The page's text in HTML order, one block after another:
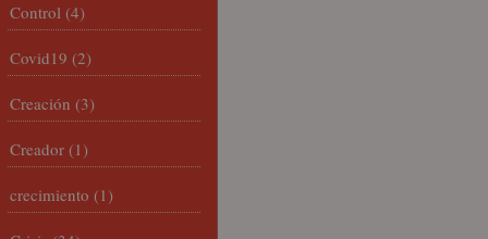
Control (4)
Covid19 (2)
Creación (3)
Creador (1)
crecimiento (1)